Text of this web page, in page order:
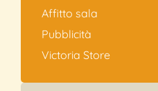
Affitto sala
Pubblicità
Victoria Store